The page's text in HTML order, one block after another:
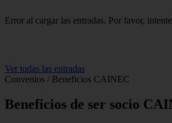
Error al cargar las entradas. Por favor,
Ver todas las entradas
Convenios / Beneficios CAINEC
Beneficios de ser socio